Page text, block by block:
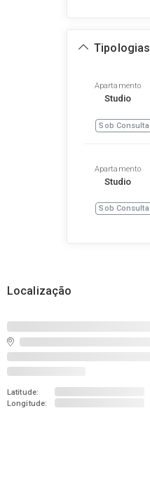
Tipologias
Apartamento
Studio
Sob Consulta
Apartamento
Studio
Sob Consulta
Localização
Latitude:
Longitude: